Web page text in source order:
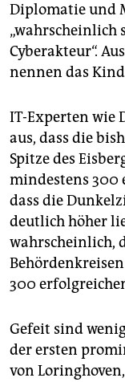
Diplomatie und
„wahrscheinlich
Cyberakteur“.
nennen das
IT-Experten wie
aus, dass die
Spitze des
mindestens 300
dass die
deutlich höher
wahrscheinlich,
300
Gefeit sind
der ersten
von